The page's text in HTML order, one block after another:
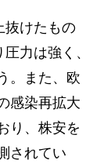
けたもの
力は強く、
。また、欧
感染再拡大
り、株安を
されてい